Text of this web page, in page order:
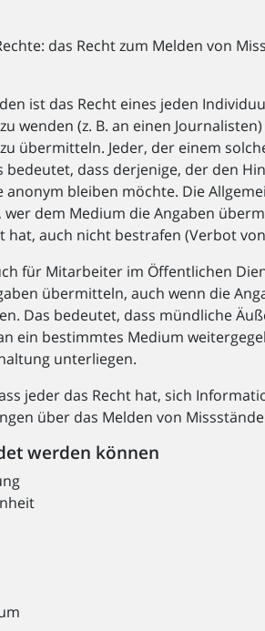
das Recht zum Melden von
ist das Recht eines jeden
wenden (z. B. an einen
übermitteln. Jeder, der einem
dass derjenige, der den
bleiben möchte. Die
dem Medium die Angaben
hat, auch nicht bestrafen (Verbot
für Mitarbeiter im Öffentlichen
übermitteln, auch wenn die
Das bedeutet, dass mündliche
ein bestimmtes Medium
unterliegen.
jeder das Recht hat, sich
über das Melden von
werden können